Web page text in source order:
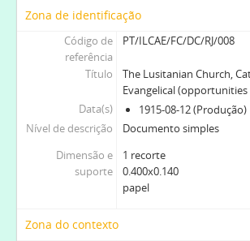
Zona de identificação
Código de
referência
PT/ILCAE/FC/DC/RJ/008
Título
The Lusitanian Church,
Evangelical
Data(s)
1915-08-12 (Produção)
Nível de descrição
Documento simples
Dimensão e
suporte
1 recorte
0.400x0.140
papel
Zona do contexto